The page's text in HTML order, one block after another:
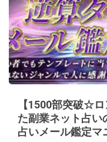
【1500部突破☆
た副業ネット占い
占いメール鑑定マ